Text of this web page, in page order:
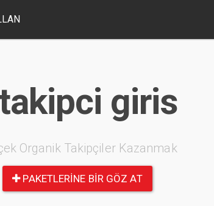
giris
Organik Takipçiler Kazanmak
PAKETLERINE BIR GÖZ AT